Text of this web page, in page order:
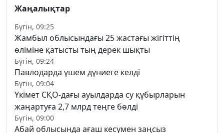
Жаңалықтар
Бүгін, 09:25
Жамбыл облысындағы 25 жастағы жігіттің
өліміне қатысты тың дерек шықты
Бүгін, 09:24
Павлодарда үшем дүниеге келді
Бүгін, 09:04
Үкімет СҚО-дағы ауылдарда су құбырларын
жаңартуға 2,7 млрд теңге бөлді
Бүгін, 09:00
Абай облысында ағаш кесумен заңсыз